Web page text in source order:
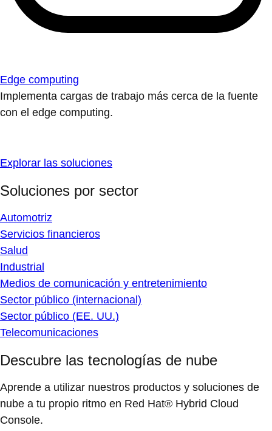
Edge computing
Implementa cargas de trabajo más cerca de la fuente
con el edge computing.
Explorar las soluciones
Soluciones por sector
Automotriz
Servicios financieros
Salud
Industrial
Medios de comunicación y entretenimiento
Sector público (internacional)
Sector público (EE. UU.)
Telecomunicaciones
Descubre las tecnologías de nube
Aprende a utilizar nuestros productos y soluciones de
nube a tu propio ritmo en Red Hat® Hybrid Cloud
Console.